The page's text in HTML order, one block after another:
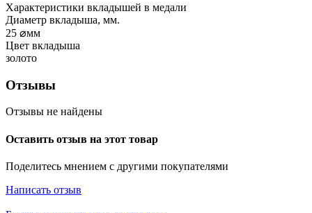
Характеристики вкладышей в медали
Диаметр вкладыша, мм.
25 ⌀мм
Цвет вкладыша
золото
Отзывы
Отзывы не найдены
Оставить отзыв на этот товар
Поделитесь мнением с другими покупателями
Написать отзыв